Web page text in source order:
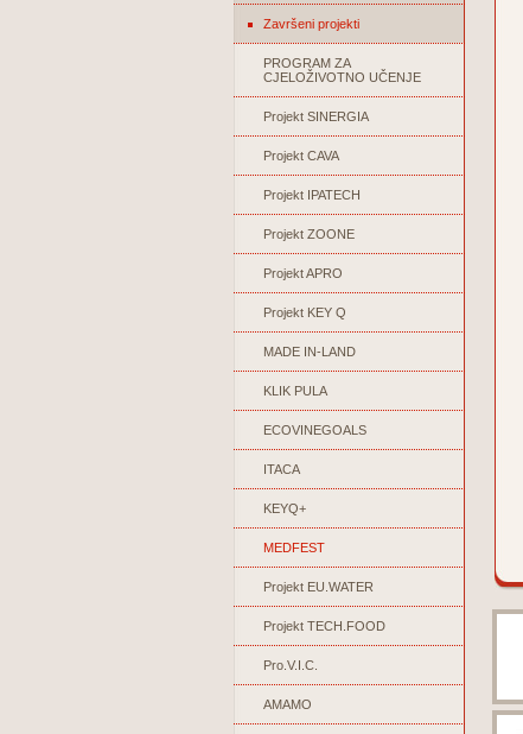
Završeni projekti
PROGRAM ZA
CJELOŽIVOTNO UČENJE
Projekt SINERGIA
Projekt CAVA
Projekt IPATECH
Projekt ZOONE
Projekt APRO
Projekt KEY Q
MADE IN-LAND
KLIK PULA
ECOVINEGOALS
ITACA
KEYQ+
MEDFEST
Projekt EU.WATER
Projekt TECH.FOOD
Pro.V.I.C.
AMAMO